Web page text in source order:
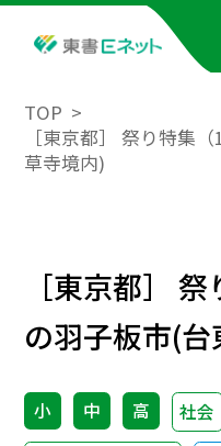
TOP
［東京都］ 祭り特集
草寺境内)
［東京都］
の羽子板市(
小 中 高 社会